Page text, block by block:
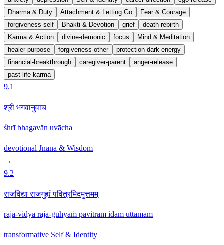
Dharma & Duty
Attachment & Letting Go
Fear & Courage
forgiveness-self
Bhakti & Devotion grief
death-rebirth
Karma & Action
divine-demonic focus
Mind & Meditation
healer-purpose
forgiveness-other
protection-dark-energy
financial-breakthrough
caregiver-parent
anger-release
past-life-karma
9.1
श्री भगवानुवाच
śhrī bhagavān uvācha
devotional Jnana & Wisdom
→
9.2
राजविद्या राजगुह्यं पवित्रमिदमुत्तमम्
rāja-vidyā rāja-guhyaṁ pavitram idam uttamam
transformative Self & Identity